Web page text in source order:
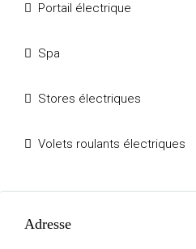
Portail électrique
Spa
Stores électriques
Volets roulants électriques
Adresse